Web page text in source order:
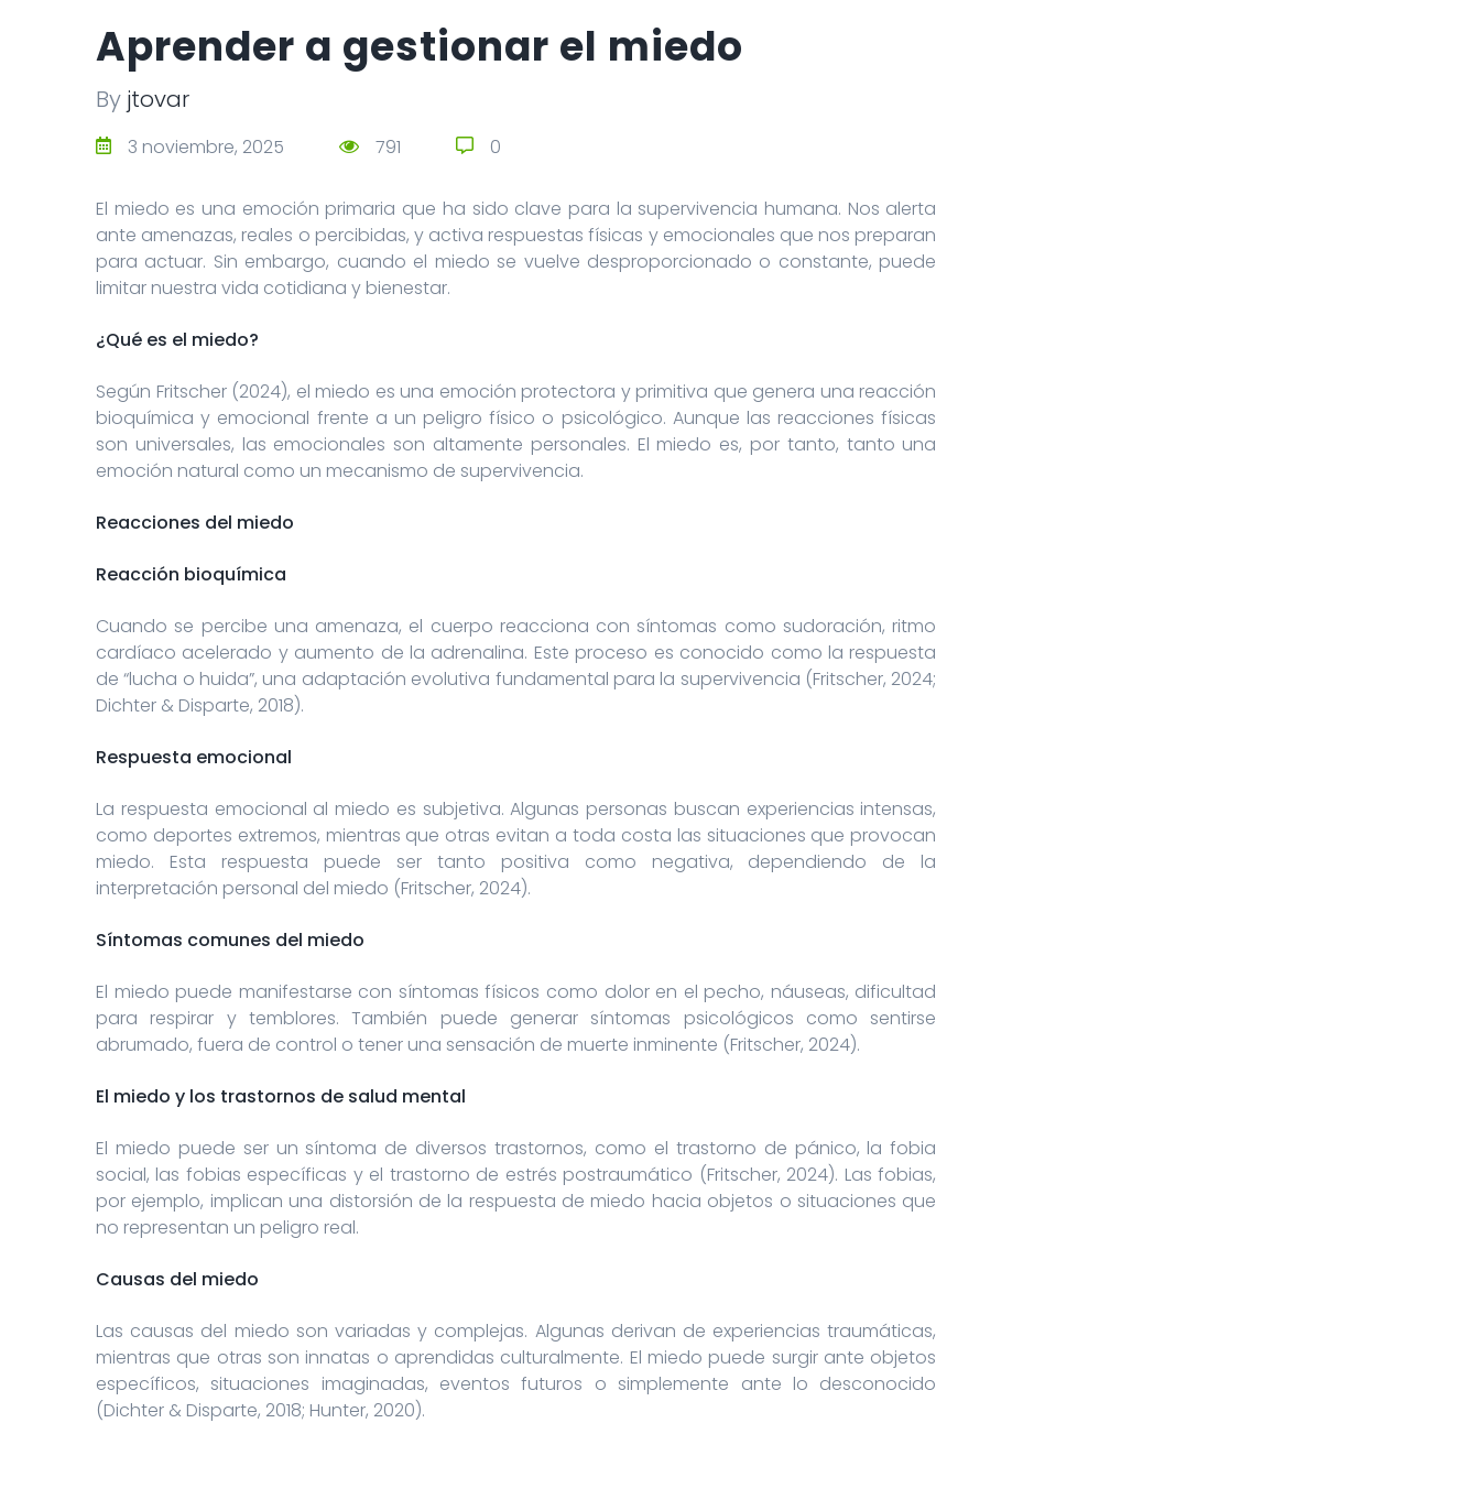
Aprender a gestionar el miedo
By jtovar
3 noviembre, 2025 791 0
El miedo es una emoción primaria que ha sido clave para la supervivencia humana. Nos alerta
ante amenazas, reales o percibidas, y activa respuestas físicas y emocionales que nos preparan
para actuar. Sin embargo, cuando el miedo se vuelve desproporcionado o constante, puede
limitar nuestra vida cotidiana y bienestar.
¿Qué es el miedo?
Según Fritscher (2024), el miedo es una emoción protectora y primitiva que genera una reacción
bioquímica y emocional frente a un peligro físico o psicológico. Aunque las reacciones físicas
son universales, las emocionales son altamente personales. El miedo es, por tanto, tanto una
emoción natural como un mecanismo de supervivencia.
Reacciones del miedo
Reacción bioquímica
Cuando se percibe una amenaza, el cuerpo reacciona con síntomas como sudoración, ritmo
cardíaco acelerado y aumento de la adrenalina. Este proceso es conocido como la respuesta
de “lucha o huida”, una adaptación evolutiva fundamental para la supervivencia (Fritscher, 2024;
Dichter & Disparte, 2018).
Respuesta emocional
La respuesta emocional al miedo es subjetiva. Algunas personas buscan experiencias intensas,
como deportes extremos, mientras que otras evitan a toda costa las situaciones que provocan
miedo. Esta respuesta puede ser tanto positiva como negativa, dependiendo de la
interpretación personal del miedo (Fritscher, 2024).
Síntomas comunes del miedo
El miedo puede manifestarse con síntomas físicos como dolor en el pecho, náuseas, dificultad
para respirar y temblores. También puede generar síntomas psicológicos como sentirse
abrumado, fuera de control o tener una sensación de muerte inminente (Fritscher, 2024).
El miedo y los trastornos de salud mental
El miedo puede ser un síntoma de diversos trastornos, como el trastorno de pánico, la fobia
social, las fobias específicas y el trastorno de estrés postraumático (Fritscher, 2024). Las fobias,
por ejemplo, implican una distorsión de la respuesta de miedo hacia objetos o situaciones que
no representan un peligro real.
Causas del miedo
Las causas del miedo son variadas y complejas. Algunas derivan de experiencias traumáticas,
mientras que otras son innatas o aprendidas culturalmente. El miedo puede surgir ante objetos
específicos, situaciones imaginadas, eventos futuros o simplemente ante lo desconocido
(Dichter & Disparte, 2018; Hunter, 2020).